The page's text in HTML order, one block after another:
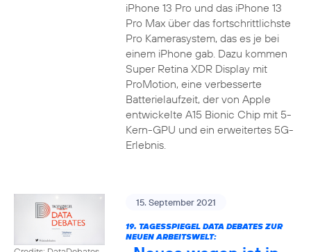
iPhone 13 Pro und das iPhone 13
Pro Max über das fortschrittlichste
Pro Kamerasystem, das es je bei
einem iPhone gab. Dazu kommen
Super Retina XDR Display mit
ProMotion, eine verbesserte
Batterielaufzeit, der von Apple
entwickelte A15 Bionic Chip mit 5-
Kern-GPU und ein erweitertes 5G-
Erlebnis.
15. September 2021
19. TAGESSPIEGEL DATA DEBATES ZUR
NEUEN ARBEITSWELT: